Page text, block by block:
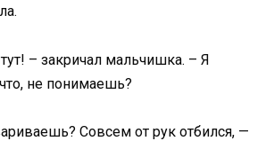
– закричал мальчишка. – Я
не понимаешь?
Совсем от рук отбился, —